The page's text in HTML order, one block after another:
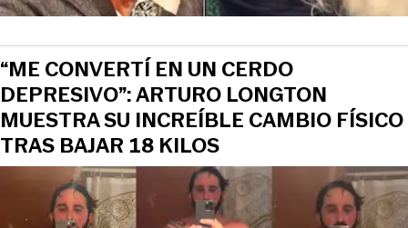
“ME CONVERTÍ EN UN CERDO
DEPRESIVO”: ARTURO LONGTON
MUESTRA SU INCREÍBLE CAMBIO FÍSICO
TRAS BAJAR 18 KILOS